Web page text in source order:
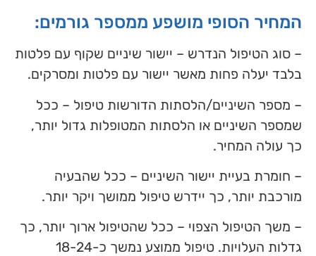
המחיר הסופי מושפע ממספר גורמים:
– סוג הטיפול הנדרש – יישור שיניים שקוף עם פלטות
בלבד יעלה פחות מאשר יישור עם פלטות ומסרקים.
– מספר השיניים/הלסתות הדורשות טיפול – ככל
שמספר השיניים או הלסתות המטופלות גדול יותר,
כך עולה המחיר.
– חומרת בעיית יישור השיניים – ככל שהבעיה
מורכבת יותר, כך יידרש טיפול ממושך ויקר יותר.
– משך הטיפול הצפוי – ככל שהטיפול ארוך יותר, כך
גדלות העלויות. טיפול ממוצע נמשך כ-18-24